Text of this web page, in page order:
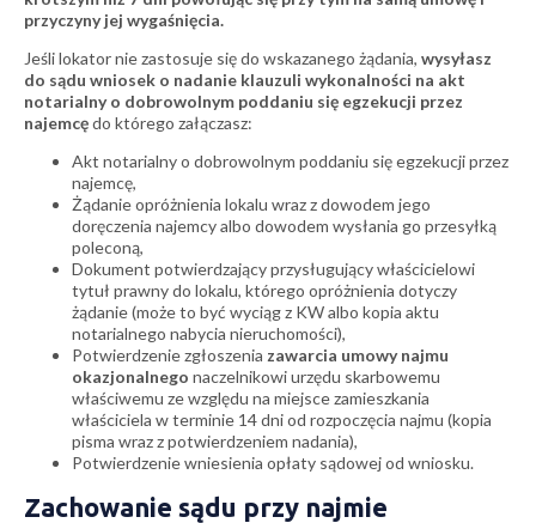
przyczyny jej wygaśnięcia.
Jeśli lokator nie zastosuje się do wskazanego żądania, wysyłasz
do sądu wniosek o nadanie klauzuli wykonalności na akt
notarialny o dobrowolnym poddaniu się egzekucji przez
najemcędo którego załączasz:
Akt notarialny o dobrowolnym poddaniu się egzekucji przez
najemcę,
Żądanie opróżnienia lokalu wraz z dowodem jego
doręczenia najemcy albo dowodem wysłania go przesyłką
poleconą,
Dokument potwierdzający przysługujący właścicielowi
tytuł prawny do lokalu, którego opróżnienia dotyczy
żądanie (może to być wyciąg z KW albo kopia aktu
notarialnego nabycia nieruchomości),
Potwierdzenie zgłoszenia zawarcia umowy najmu
okazjonalnego naczelnikowi urzędu skarbowemu
właściwemu ze względu na miejsce zamieszkania
właściciela w terminie 14 dni od rozpoczęcia najmu (kopia
pisma wraz z potwierdzeniem nadania),
Potwierdzenie wniesienia opłaty sądowej od wniosku.
Zachowanie sądu przy najmie